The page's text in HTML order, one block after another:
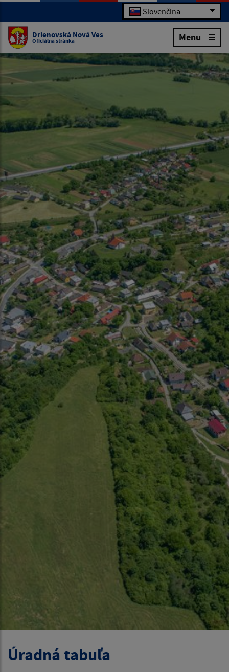
Slovenčina
Drienovská Nová Ves
Oficiálna stránka Menu
Úradná tabuľa